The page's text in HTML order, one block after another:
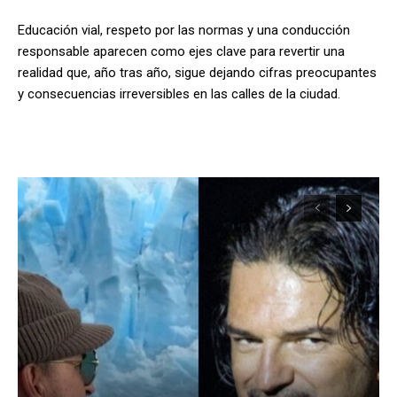
Educación vial, respeto por las normas y una conducción
responsable aparecen como ejes clave para revertir una
realidad que, año tras año, sigue dejando cifras preocupantes
y consecuencias irreversibles en las calles de la ciudad.